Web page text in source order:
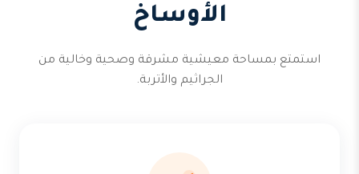
الأوساخ
استمتع بمساحة معيشية مشرقة وصحية وخالية من
الجراثيم والأتربة.